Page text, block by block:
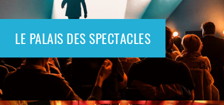
LE PALAIS DES SPECTACLES